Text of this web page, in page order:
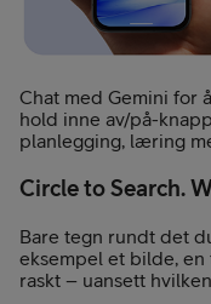
Chat med Gemini for
hold inne av/på-
planlegging, læring
Circle to Search.
Bare tegn rundt det
eksempel et bilde,
raskt – uansett